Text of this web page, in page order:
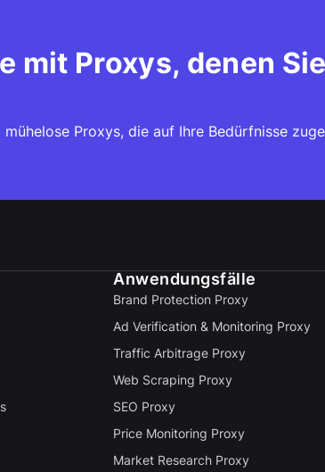
mit Proxys, denen
mühelose Proxys, die auf Ihre Bedürfnisse
Anwendungsfälle
Brand Protection Proxy
Ad Verification & Monitoring Proxy
Traffic Arbitrage Proxy
Web Scraping Proxy
SEO Proxy
Price Monitoring Proxy
Market Research Proxy